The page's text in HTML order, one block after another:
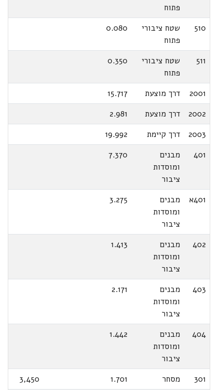
פתוח
510
שטח ציבורי
פתוח
0.080
511
שטח ציבורי
פתוח
0.350
2001 דרך מוצעת
15.717
2002
דרך מוצעת
2.981
2003
דרך קיימת
19.992
401
מבנים
ומוסדות
ציבור
7.370
401א
מבנים
ומוסדות
ציבור
3.275
402
מבנים
ומוסדות
ציבור
1.413
403
מבנים
ומוסדות
ציבור
2.171
404
מבנים
ומוסדות
ציבור
1.442
301 מסחר 1.701
3,450